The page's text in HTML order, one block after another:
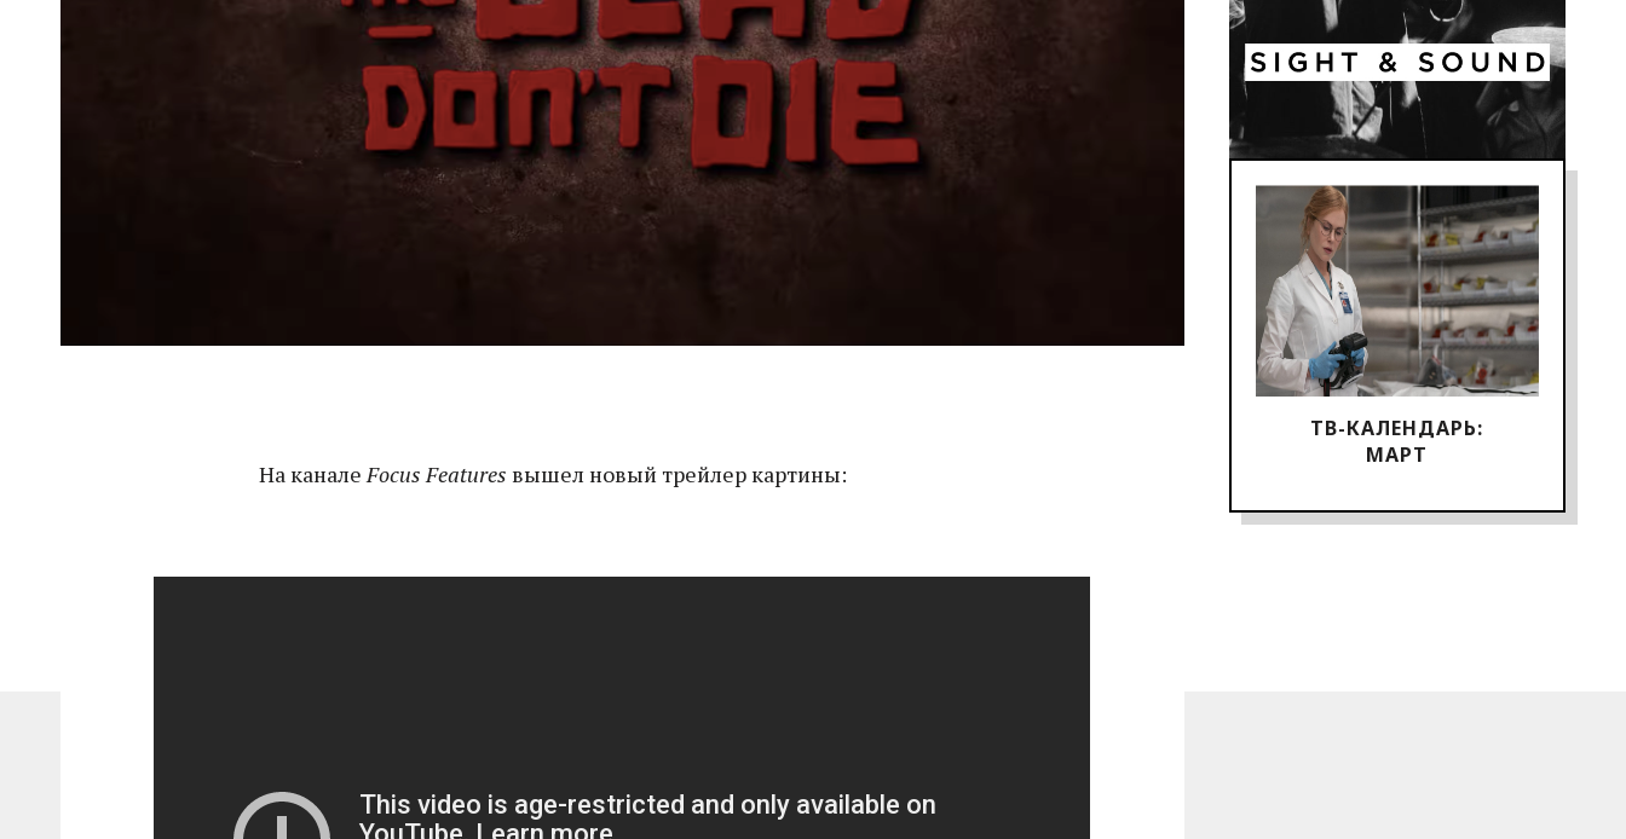
ТВ-КАЛЕНДАРЬ:
МАРТ
На каналеFocus Features вышел новый трейлер картины: